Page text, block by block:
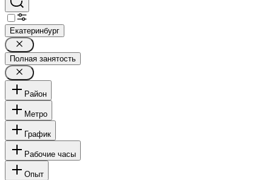
Екатеринбург
Полная занятость
Район
Метро
График
Рабочие часы
Опыт